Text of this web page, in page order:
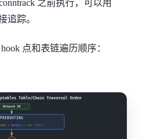
之前执行，可以用
追踪。
点和表链遍历顺序：